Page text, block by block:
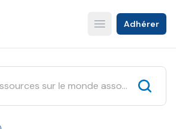
Open main menu
Adhérer